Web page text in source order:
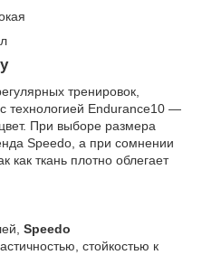
тренировок,
технологией Endurance10 —
При выборе размера
Speedo, а при сомнении
ткань плотно облегает
Speedo
стойкостью к